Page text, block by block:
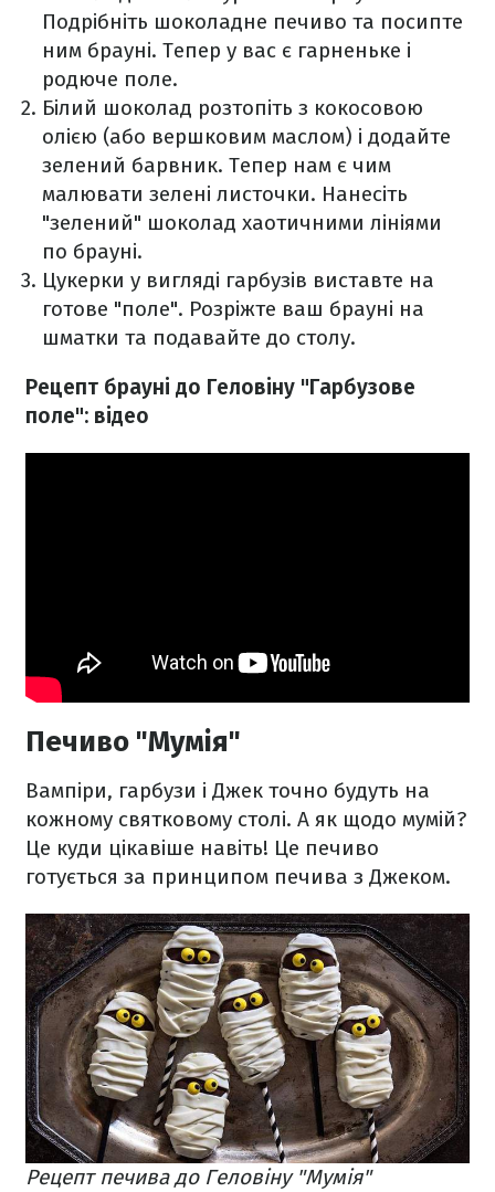
Подрібніть шоколадне печиво та посипте
ним брауні. Тепер у вас є гарненьке і
родюче поле.
Білий шоколад розтопіть з кокосовою
олією (або вершковим маслом) і додайте
зелений барвник. Тепер нам є чим
малювати зелені листочки. Нанесіть
"зелений" шоколад хаотичними лініями
по брауні.
Цукерки у вигляді гарбузів виставте на
готове "поле". Розріжте ваш брауні на
шматки та подавайте до столу.
Рецепт брауні до Геловіну "Гарбузове
поле": відео
Печиво "Мумія"
Вампіри, гарбузи і Джек точно будуть на
кожному святковому столі. А як щодо мумій?
Це куди цікавіше навіть! Це печиво
готується за принципом печива з Джеком.
Рецепт печива до Геловіну "Мумія"